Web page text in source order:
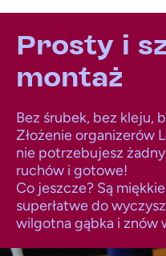
Prosty i
montaż
Bez śrubek, bez kleju,
Złożenie organizerów
nie potrzebujesz
ruchów i gotowe!
Co jeszcze? Są
superłatwe do
wilgotna gąbka i znów